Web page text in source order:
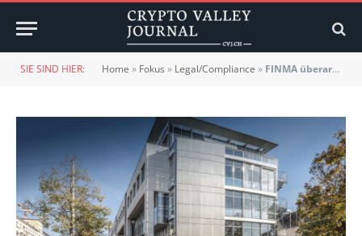
SIE SIND HIER: Home » Fokus » Legal/Compliance » FINMA überarbeitet Staking-Praxis nach harter Branchenkritik